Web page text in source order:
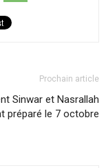
Prochain article
Sinwar et Nasrallah
préparé le 7 octobre